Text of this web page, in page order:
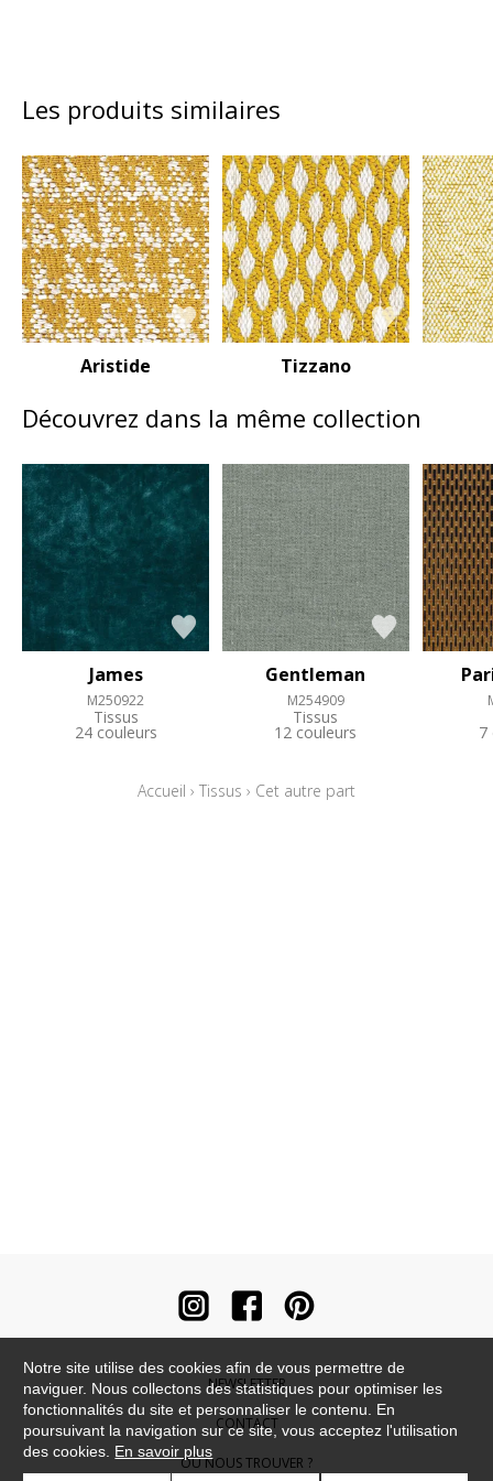
Les produits similaires
Aristide Tizzano
Découvrez dans la même collection
James
M250922
Tissus
24 couleurs
Gentleman
M254909
Tissus
12 couleurs 7
Accueil › Tissus › Cet autre part
NEWSLETTER
CONTACT
OÙ NOUS TROUVER ?
Notre site utilise des cookies afin de vous permettre de
naviguer. Nous collectons des statistiques pour optimiser les
fonctionnalités du site et personnaliser le contenu. En
poursuivant la navigation sur ce site, vous acceptez l'utilisation
des cookies. En savoir plus